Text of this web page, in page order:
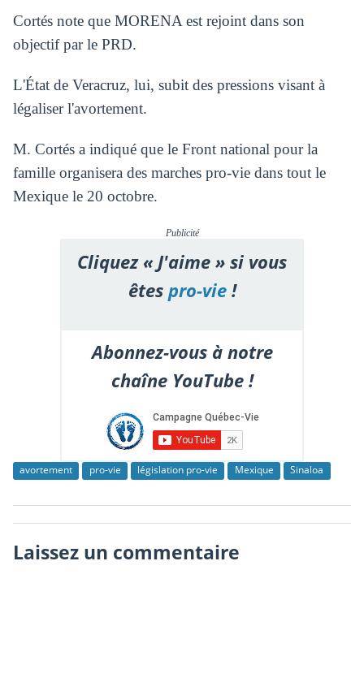
Cortés note que MORENA est rejoint dans son
objectif par le PRD.
L'État de Veracruz, lui, subit des pressions visant à
légaliser l'avortement.
M. Cortés a indiqué que le Front national pour la
famille organisera des marches pro-vie dans tout le
Mexique le 20 octobre.
Publicité
Cliquez « J'aime » si vous
êtespro-vie!
Abonnez-vous à notre
chaîne YouTube !
avortement pro-vie législation pro-vie Mexique Sinaloa
Laissez un commentaire